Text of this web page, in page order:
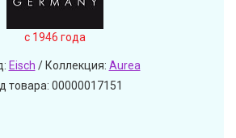
c 1946 года
Eisch / Коллекция: Aurea
товара: 00000017151